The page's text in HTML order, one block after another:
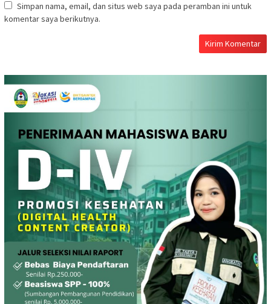
Simpan nama, email, dan situs web saya pada peramban ini untuk
komentar saya berikutnya.